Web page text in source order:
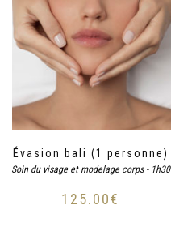
Évasion bali (1 personne)
Soin du visage et modelage corps - 1h30
125.00€